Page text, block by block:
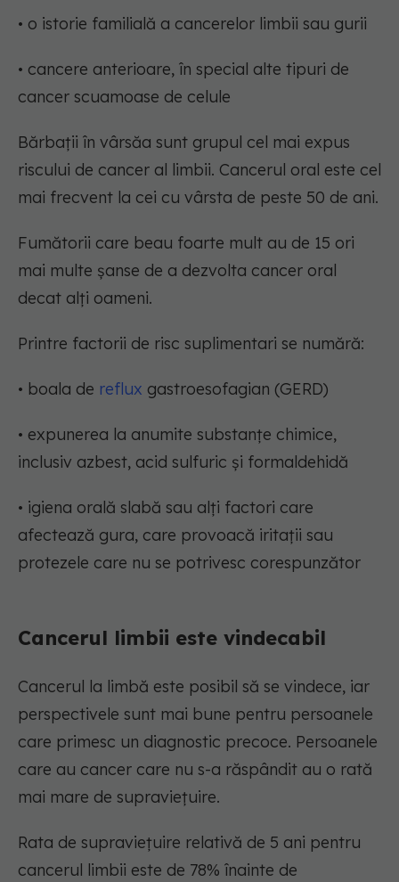
• o istorie familială a cancerelor limbii sau gurii
• cancere anterioare, în special alte tipuri de
cancer scuamoase de celule
Bărbații în vârsăa sunt grupul cel mai expus
riscului de cancer al limbii. Cancerul oral este cel
mai frecvent la cei cu vârsta de peste 50 de ani.
Fumătorii care beau foarte mult au de 15 ori
mai multe șanse de a dezvolta cancer oral
decat alți oameni.
Printre factorii de risc suplimentari se numără:
• boala de reflux gastroesofagian (GERD)
• expunerea la anumite substanțe chimice,
inclusiv azbest, acid sulfuric și formaldehidă
• igiena orală slabă sau alți factori care
afectează gura, care provoacă iritații sau
protezele care nu se potrivesc corespunzător
Cancerul limbii este vindecabil
Cancerul la limbă este posibil să se vindece, iar
perspectivele sunt mai bune pentru persoanele
care primesc un diagnostic precoce. Persoanele
care au cancer care nu s-a răspândit au o rată
mai mare de supraviețuire.
Rata de supraviețuire relativă de 5 ani pentru
cancerul limbii este de 78% înainte de